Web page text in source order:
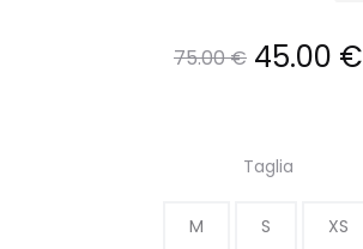
75.00€ Il
originale
era:
45.00 €
Taglia
M S XS